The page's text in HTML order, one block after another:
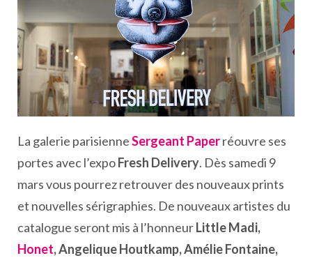
La galerie parisienneSergeant Paperréouvre ses
portes avec l’expoFresh Delivery. Dès samedi 9
mars vous pourrez retrouver des nouveaux prints
et nouvelles sérigraphies. De nouveaux artistes du
catalogue seront mis à l’honneurLittle Madi,
Honet, Angelique Houtkamp, Amélie Fontaine,